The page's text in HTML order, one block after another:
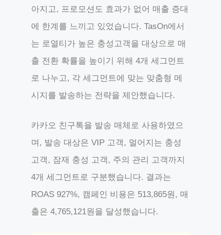
아지고, 프로모션도 효과가 없어 매출 증대
에 한계를 느끼고 있었습니다. TasOn에서
는 로열티가 높은 충성고객을 대상으로 매
출 전환 확률을 높이기 위해 4개 세그먼트
로 나누고, 각 세그먼트에 맞는 맞춤형 메
시지를 발송하는 전략을 제안했습니다.
카카오 친구톡을 발송 매체로 사용하였으
며, 발송 대상은 VIP 고객, 멀어지는 충성
고객, 잠재 충성 고객, 주의 관리 고객까지
4개 세그먼트로 구분했습니다. 결과는
ROAS 927%, 캠페인 비용은 513,865원, 매
출은 4,765,121원을 달성했습니다.